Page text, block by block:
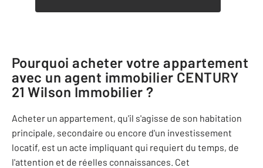
Pourquoi acheter votre appartement
avec un agent immobilier CENTURY
21 Wilson Immobilier ?
Acheter un appartement, qu'il s'agisse de son habitation
principale, secondaire ou encore d'un investissement
locatif, est un acte impliquant qui requiert du temps, de
l'attention et de réelles connaissances. Cet